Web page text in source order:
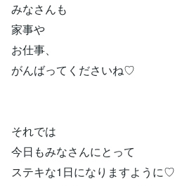
みなさんも
家事や
お仕事、
がんばってくださいね♡
それでは
今日もみなさんにとって
ステキな1日になりますように♡